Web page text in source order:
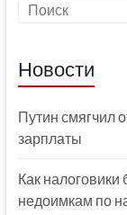
Новости
Путин смягчил
зарплаты
Как
недоимкам по